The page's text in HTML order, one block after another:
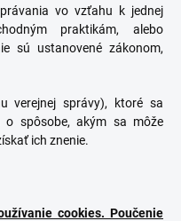
vo vzťahu k jednej
praktikám, alebo
sú ustanovené zákonom,
verejnej správy), ktoré sa
o spôsobe, akým sa môže
ich znenie.
cookies. Poučenie